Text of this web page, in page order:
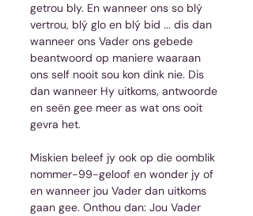
getrou bly. En wanneer ons so blý
vertrou, blý glo en blý bid ... dis dan
wanneer ons Vader ons gebede
beantwoord op maniere waaraan
ons self nooit sou kon dink nie. Dis
dan wanneer Hy uitkoms, antwoorde
en seën gee meer as wat ons ooit
gevra het.
Miskien beleef jy ook op die oomblik
nommer-99-geloof en wonder jy of
en wanneer jou Vader dan uitkoms
gaan gee. Onthou dan: Jou Vader